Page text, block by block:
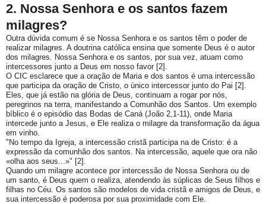
2. Nossa Senhora e os santos fazem
milagres?
Outra dúvida comum é se Nossa Senhora e os santos têm o poder de
realizar milagres. A doutrina católica ensina que somente Deus é o autor
dos milagres . Nossa Senhora e os santos, por sua vez, atuam como
intercessores junto a Deus em nosso favor [2].
O CIC esclarece que a oração de Maria e dos santos é uma intercessão
que participa da oração de Cristo, o único intercessor junto do Pai [2].
Eles, que já estão na glória de Deus, continuam a rogar por nós,
peregrinos na terra, manifestando a Comunhão dos Santos . Um exemplo
bíblico é o episódio das Bodas de Caná (João 2,1-11), onde Maria
intercede junto a Jesus, e Ele realiza o milagre da transformação da água
em vinho.
"No tempo da Igreja, a intercessão cristã participa na de Cristo: é a
expressão da comunhão dos santos. Na intercessão, aquele que ora não
«olha aos seus...»" [2].
Quando um milagre acontece por intercessão de Nossa Senhora ou de
um santo, é Deus quem o realiza, atendendo às súplicas de Seus filhos e
filhas no Céu. Os santos são modelos de vida cristã e amigos de Deus, e
sua intercessão é poderosa por sua proximidade com Ele.